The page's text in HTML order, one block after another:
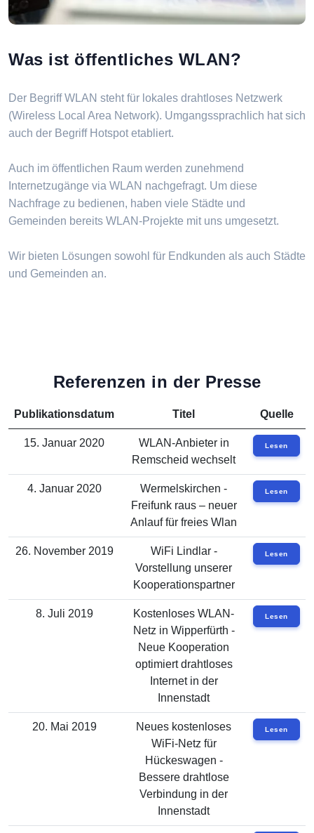
Was ist öffentliches WLAN?
Der Begriff WLAN steht für lokales drahtloses Netzwerk
(Wireless Local Area Network). Umgangssprachlich hat sich
auch der Begriff Hotspot etabliert.
Auch im öffentlichen Raum werden zunehmend
Internetzugänge via WLAN nachgefragt. Um diese
Nachfrage zu bedienen, haben viele Städte und
Gemeinden bereits WLAN-Projekte mit uns umgesetzt.
Wir bieten Lösungen sowohl für Endkunden als auch Städte
und Gemeinden an.
Referenzen in der Presse
Publikationsdatum Titel Quelle
15. Januar 2020
WLAN-Anbieter in
Remscheid wechselt
Lesen
4. Januar 2020
Wermelskirchen -
Freifunk raus – neuer
Anlauf für freies Wlan
Lesen
26. November 2019
WiFi Lindlar -
Vorstellung unserer
Kooperationspartner
Lesen
8. Juli 2019
Kostenloses WLAN-
Netz in Wipperfürth -
Neue Kooperation
optimiert drahtloses
Internet in der
Innenstadt
Lesen
20. Mai 2019
Neues kostenloses
WiFi-Netz für
Hückeswagen -
Bessere drahtlose
Verbindung in der
Innenstadt
Lesen